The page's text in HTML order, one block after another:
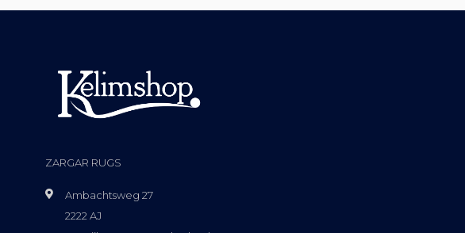
ZARGAR RUGS
Ambachtsweg 27
2222 AJ